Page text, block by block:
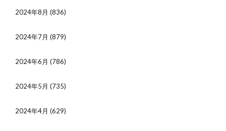
2024年8月 (836)
2024年7月 (879)
2024年6月 (786)
2024年5月 (735)
2024年4月 (629)